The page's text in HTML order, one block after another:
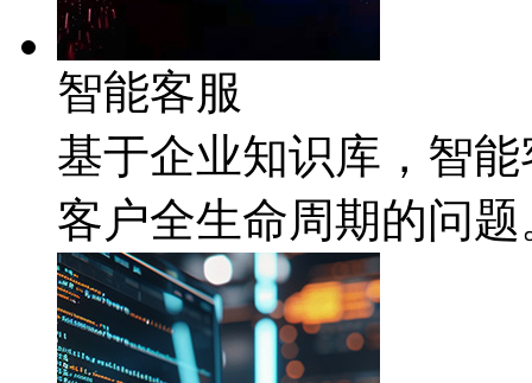
智能客服
基于企业知识库，
客户全生命周期的问题